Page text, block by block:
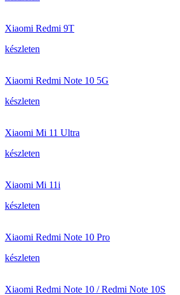
Xiaomi Redmi 9T
készleten
Xiaomi Redmi Note 10 5G
készleten
Xiaomi Mi 11 Ultra
készleten
Xiaomi Mi 11i
készleten
Xiaomi Redmi Note 10 Pro
készleten
Xiaomi Redmi Note 10 / Redmi Note 10S